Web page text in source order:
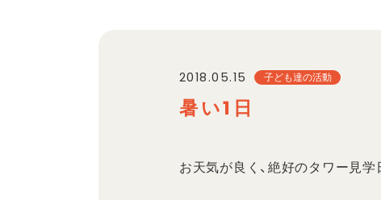
2018.05.15 子ども達の活動
暑い1日
お天気が良く、絶好のタワー見学